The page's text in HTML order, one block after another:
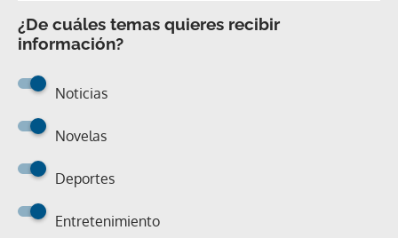
¿De cuáles temas quieres recibir
información?
Noticias
Novelas
Deportes
Entretenimiento